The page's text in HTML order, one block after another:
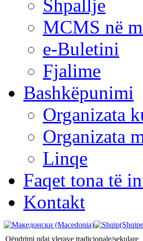
Shpallje
MCMS në
e-Buletini
Fjalime
Bashkëpunimi
Organizata
Organizata
Linqe
Faqet tona të
Kontakt
Qëndrimi ndaj vlerave tradicionale/sekulare